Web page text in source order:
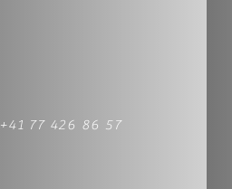
+41 77 426 86 57